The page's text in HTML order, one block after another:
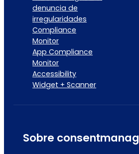
denuncia de
irregularidades
Compliance
Monitor
App Compliance
Monitor
Accessibility
Widget + Scanner
Sobre